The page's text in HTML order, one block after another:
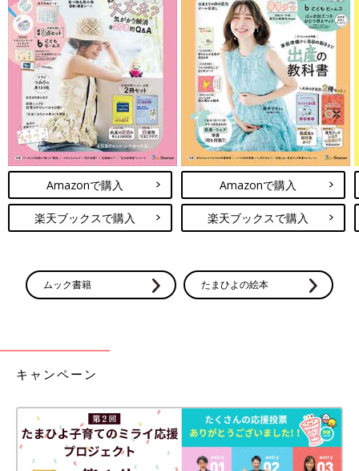
Amazonで購入
楽天ブックスで購入
Amazonで購入
楽天ブックスで購入
ムック書籍 たまひよの絵本
キャンペーン